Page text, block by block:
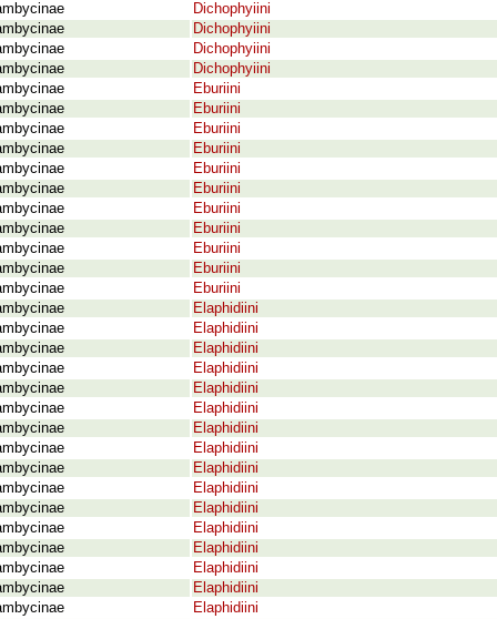
Dichophyiini
Dichophyiini
Dichophyiini
Dichophyiini
Eburiini
Eburiini
Eburiini
Eburiini
Eburiini
Eburiini
Eburiini
Eburiini
Eburiini
Eburiini
Eburiini
Elaphidiini
Elaphidiini
Elaphidiini
Elaphidiini
Elaphidiini
Elaphidiini
Elaphidiini
Elaphidiini
Elaphidiini
Elaphidiini
Elaphidiini
Elaphidiini
Elaphidiini
Elaphidiini
Elaphidiini
Elaphidiini